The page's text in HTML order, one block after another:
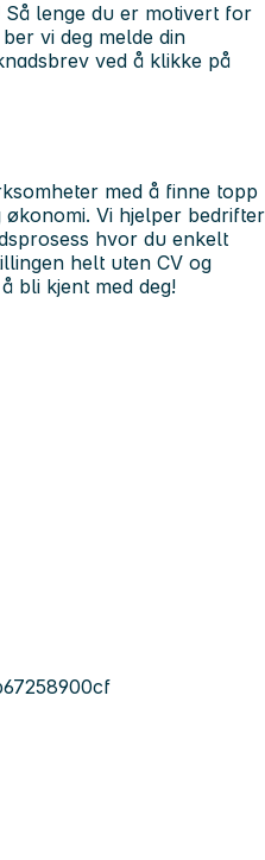
lenge du er motivert for
vi deg melde din
ved å klikke på
med å finne topp
Vi hjelper bedrifter
hvor du enkelt
helt uten CV og
bli kjent med deg!